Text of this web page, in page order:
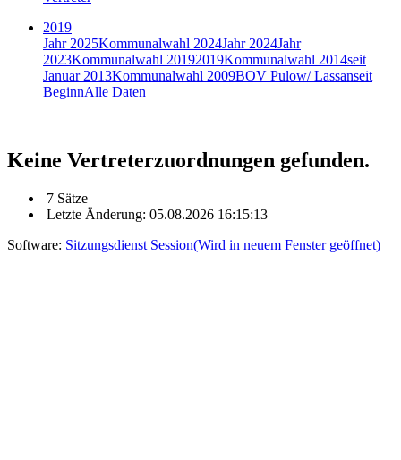
2019
Jahr 2025Kommunalwahl 2024Jahr 2024Jahr
2023Kommunalwahl 20192019Kommunalwahl 2014seit
Januar 2013Kommunalwahl 2009BOV Pulow/ Lassanseit
BeginnAlle Daten
Keine Vertreterzuordnungen gefunden.
7 Sätze
Letzte Änderung: 05.08.2026 16:15:13
Software: Sitzungsdienst Session(Wird in neuem Fenster geöffnet)